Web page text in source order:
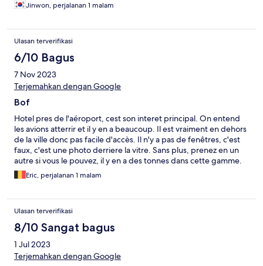
Jinwon, perjalanan 1 malam
Ulasan terverifikasi
6/10 Bagus
7 Nov 2023
Terjemahkan dengan Google
Bof
Hotel pres de l'aéroport, cest son interet principal. On entend
les avions atterrir et il y en a beaucoup. Il est vraiment en dehors
de la ville donc pas facile d'accès. Il n'y a pas de fenêtres, c'est
faux, c'est une photo derriere la vitre. Sans plus, prenez en un
autre si vous le pouvez, il y en a des tonnes dans cette gamme.
Eric, perjalanan 1 malam
Ulasan terverifikasi
8/10 Sangat bagus
1 Jul 2023
Terjemahkan dengan Google